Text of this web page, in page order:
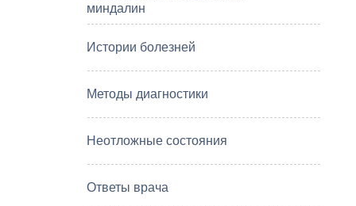
миндалин
Истории болезней
Методы диагностики
Неотложные состояния
Ответы врача